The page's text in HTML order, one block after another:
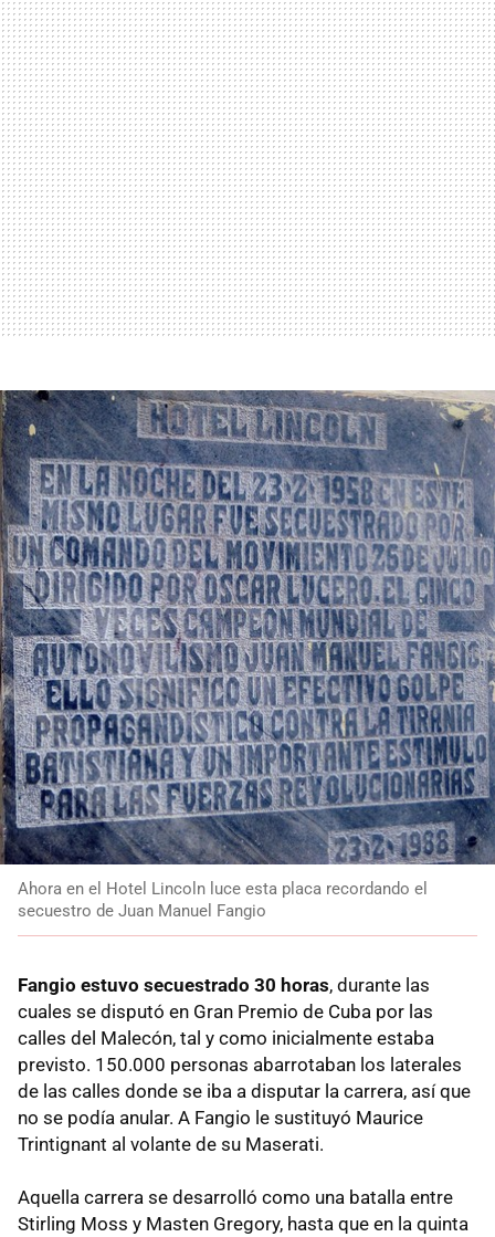
Ahora en el Hotel Lincoln luce esta placa recordando el
secuestro de Juan Manuel Fangio
Fangio estuvo secuestrado 30 horas, durante las
cuales se disputó en Gran Premio de Cuba por las
calles del Malecón, tal y como inicialmente estaba
previsto. 150.000 personas abarrotaban los laterales
de las calles donde se iba a disputar la carrera, así que
no se podía anular. A Fangio le sustituyó Maurice
Trintignant al volante de su Maserati.
Aquella carrera se desarrolló como una batalla entre
Stirling Moss y Masten Gregory, hasta que en la quinta